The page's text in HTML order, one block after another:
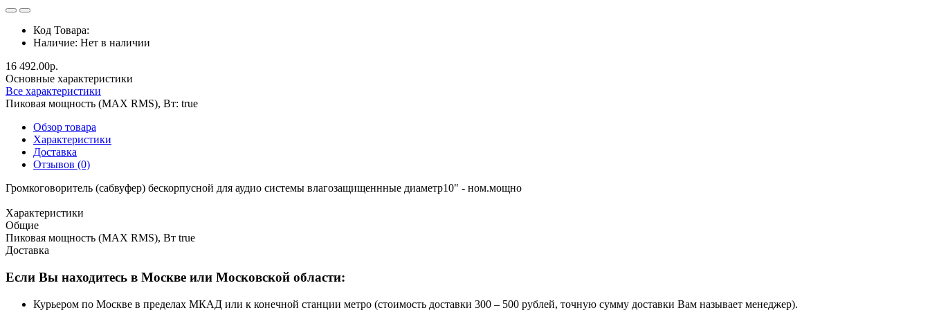
Код Товара:
Наличие: Нет в наличии
16 492.00р.
Основные характеристики
Все характеристики
Пиковая мощность (MAX RMS), Вт: true
Обзор товара
Характеристики
Доставка
Отзывов (0)
Громкоговоритель (сабвуфер) бескорпусной для аудио системы влагозащищеннные диаметр10" - ном.мощно
Характеристики
Общие
Пиковая мощность (MAX RMS), Вт true
Доставка
Если Вы находитесь в Москве или Московской области:
Курьером по Москве в пределах МКАД или к конечной станции метро (стоимость доставки 300 – 500 рублей, точную сумму доставки Вам называет менеджер).